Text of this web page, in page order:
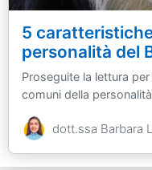
5
personalità del
Proseguite la lettura
comuni della
dott.ssa Barbara